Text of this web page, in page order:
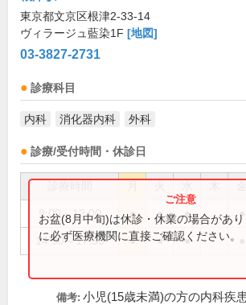
東京都文京区根津2-33-14
ヴィラージュ藍染1F [地図]
03-3827-2731
診療科目
内科 消化器内科 外科
診療/受付時間・休診日
9:00～12:00 ● ● ● ●
14:30～17:30 ● ● ●
お盆(8月中旬)は休診・休業の場合があ
に必ず医療機関に直接ご確認ください。
備考: 小児(15歳未満)の方の内科疾